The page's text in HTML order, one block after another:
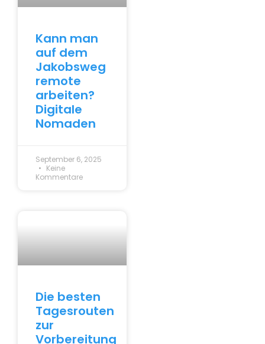
Kann man
auf dem
Jakobsweg
remote
arbeiten?
Digitale
Nomaden
September 6, 2025
Keine
Kommentare
Die besten
Tagesrouten
zur
Vorbereitung